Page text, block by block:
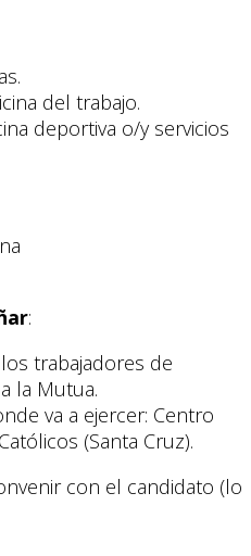
del trabajo.
deportiva o/y servicios
:
trabajadores de
la Mutua.
va a ejercer: Centro
(Santa Cruz).
con el candidato (lo